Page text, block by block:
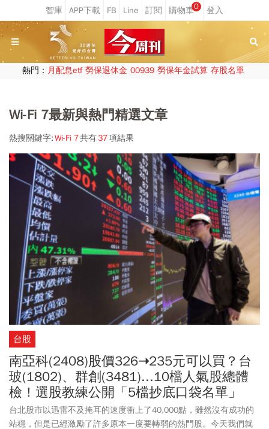
0
熱門： 月配息etf 勞保退休金 00939 勞保年金試算 存股名單
Wi-Fi 7最新與熱門精選文章
熱搜關鍵字:Wi-Fi 7共有37項結果
台股
南亞科(2408)股價326➝235元可以買？台
玻(1802)、群創(3481)...10檔人氣股總體
檢！選股教練公開「5檔抄底口袋名單」
台北股市以迅雷不及掩耳的速度衝上了40,000點，雖然沒有成功的
站穩，但是已經激勵了許多原本一度要轉弱的熱門股。今天我們就